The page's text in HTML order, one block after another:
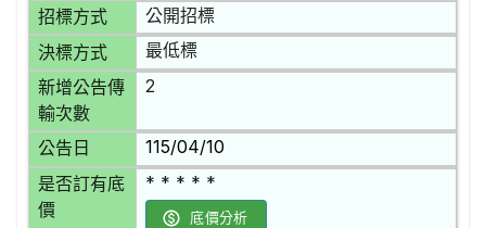
招標方式
公開招標
決標方式 最低標
新增公告傳
輸次數
2
公告日 115/04/10
是否訂有底
價
* * * * *
底價分析